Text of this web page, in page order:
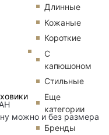
Длинные
Кожаные
Короткие
С
капюшоном
Стильные
Еще
категории
Бренды
можно и без размера